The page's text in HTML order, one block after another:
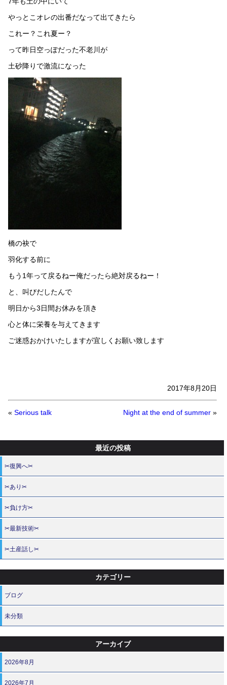
やっとこオレの出番だなって出てきたら
これー？これ夏ー？
って昨日空っぽだった不老川が
土砂降りで激流になった
橋の袂で
羽化する前に
もう1年って戻るねー俺だったら絶対戻るねー！
と、叫びだしたんで
明日から3日間お休みを頂き
心と体に栄養を与えてきます
ご迷惑おかけいたしますが宜しくお願い致します
2017年8月20日
« Serious talk Night at the end of summer »
最近の投稿
✂復興へ✂
✂あり✂
✂負け方✂
✂最新技術✂
✂土産話し✂
カテゴリー
ブログ
未分類
アーカイブ
2026年8月
2026年7月